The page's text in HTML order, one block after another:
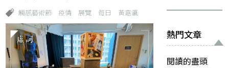
觸感藝術節 疫情 展覽 每日 黃嘉瀛
熱門文章
閱讀的盡頭